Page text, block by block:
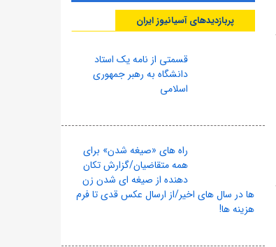
پربازدیدهای آسیانیوز ایران
قسمتی از نامه یک استاد
دانشگاه به رهبر جمهوری
اسلامی
راه های «صیغه شدن» برای
همه متقاضیان/گزارش تکان
دهنده از صیغه ای شدن زن
ها در سال های اخیر/از ارسال عکس قدی تا فرم
هزینه ها!